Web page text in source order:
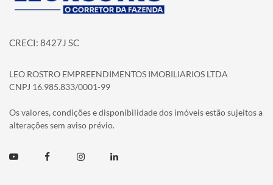
CRECI: 8427J SC
LEO ROSTRO EMPREENDIMENTOS IMOBILIARIOS LTDA
CNPJ 16.985.833/0001-99
Os valores, condições e disponibilidade dos imóveis estão sujeitos a
alterações sem aviso prévio.
Youtube FacebookInstagramLinkedin